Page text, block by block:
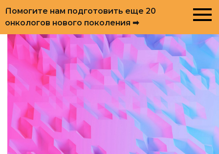
Помогите нам подготовить еще 20
онкологов нового поколения ➡